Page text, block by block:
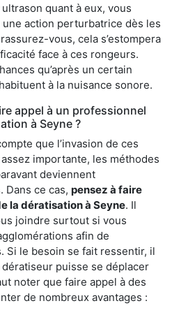
ultrason quant à eux, vous
action perturbatrice dès les
vous, cela s’estompera
face à ces rongeurs.
qu’après un certain
à la nuisance sonore.
appel à un professionnel
à Seyne ?
que l’invasion de ces
importante, les méthodes
deviennent
Dans ce cas, pensez à faire
la dératisation à Seyne. Il
joindre surtout si vous
afin de
Si le besoin se fait ressentir, il
dératiseur puisse se déplacer
noter que faire appel à des
de nombreux avantages :